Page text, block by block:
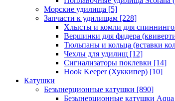
Морские удилища [5]
Запчасти к удилищам [228]
Хлысты и комли для
Вершинки для фидера
Тюльпаны и кольца (вставки
Чехлы для удилищ [12]
Сигнализаторы поклевки [14]
Hook Keeper (Хуккипер) [10]
Катушки
Безынерционные катушки [890]
Безынерционные катушки